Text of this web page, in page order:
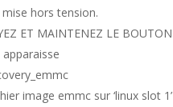
mise hors tension.
ET MAINTENEZ LE
image emmc sur ‘linux slot 1’